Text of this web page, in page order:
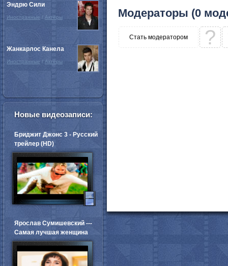
Модераторы (0
Стать модератором ?
Эндрю Сили
Иностранные / Актёры
Жанкарлос Канела
Иностранные / Актёры
Новые видеозаписи:
Бриджит Джонс 3 - Русский
трейлер (HD)
Ярослав Сумишевский ---
Самая лучшая женщина